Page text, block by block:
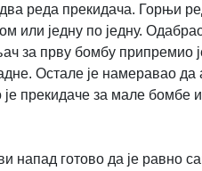
реда прекидача. Горњи
или једну по једну.
за прву бомбу припремио
Остале је намеравао
прекидаче за мале бомбе
напад готово да је равно